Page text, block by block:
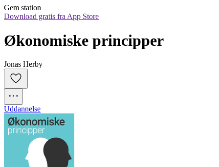
Gem station
Download gratis fra App Store
Økonomiske principper
Jonas Herby
Uddannelse